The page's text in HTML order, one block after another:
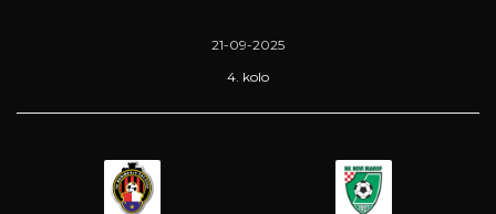
21-09-2025
4. kolo